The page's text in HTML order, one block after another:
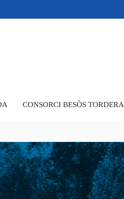
CONSORCI BESÒS TORDERA